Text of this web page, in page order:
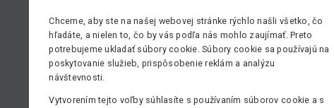
Chceme, aby ste na našej webovej stránke rýchlo našli všetko, čo
hľadáte, a nielen to, čo by vás podľa nás mohlo zaujímať. Preto
potrebujeme ukladať súbory cookie. Súbory cookie sa používajú na
poskytovanie služieb, prispôsobenie reklám a analýzu
návštevnosti.
Vytvorením tejto voľby súhlasíte s používaním súborov cookie a s